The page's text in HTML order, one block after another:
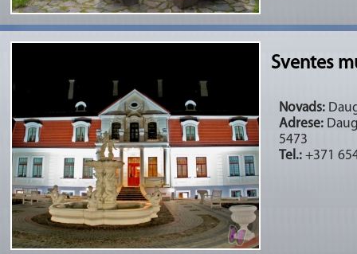
Sventes
Novads:
Adrese:
5473
Tel.: +371